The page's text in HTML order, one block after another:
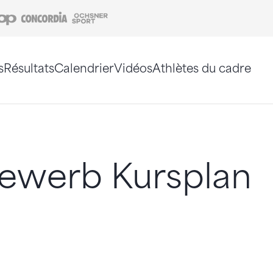
Coop Concordia
RésultatsCalendrierVidéosAthlètes du cadre
Kursplan